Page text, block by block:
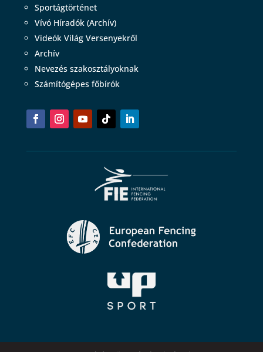
Sportágtörténet
Vívó Híradók (Archív)
Videók Világ Versenyekről
Archív
Nevezés szakosztályoknak
Számítógépes főbírók